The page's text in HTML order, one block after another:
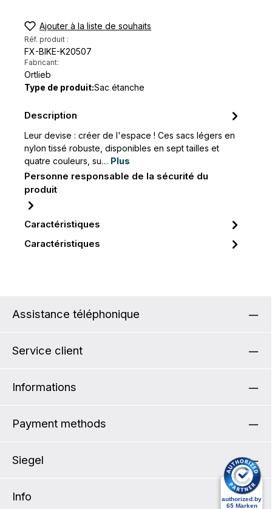
Ajouter à la liste de souhaits
Réf. produit :
FX-BIKE-K20507
Fabricant:
Ortlieb
Type de produit:Sac étanche
Description
Leur devise : créer de l'espace ! Ces sacs légers en
nylon tissé robuste, disponibles en sept tailles et
quatre couleurs, su… Plus
Personne responsable de la sécurité du
produit
Caractéristiques
Caractéristiques
Assistance téléphonique
Service client
Informations
Payment methods
Siegel
Info